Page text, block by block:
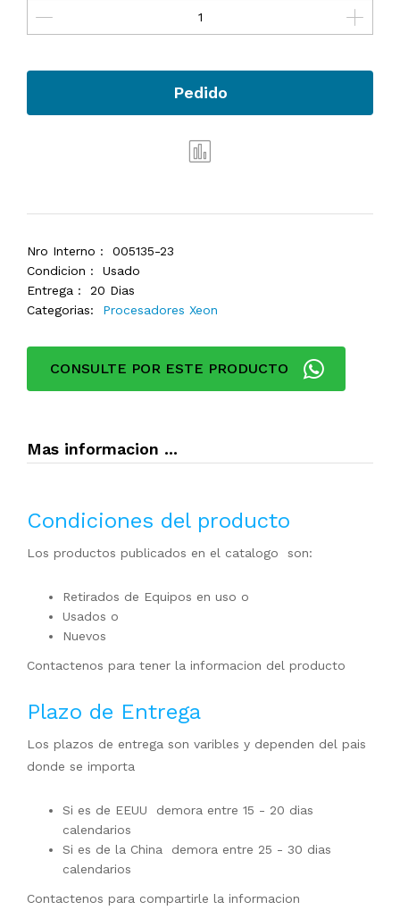
Pedido
Nro Interno :
005135-23
Condicion :
Usado
Entrega :
20 Dias
Categorias:
Procesadores Xeon
CONSULTE POR ESTE PRODUCTO
Mas informacion ...
Condiciones del producto
Los productos publicados en el catalogo son:
Retirados de Equipos en uso o
Usados o
Nuevos
Contactenos para tener la informacion del producto
Plazo de Entrega
Los plazos de entrega son varibles y dependen del pais
donde se importa
Si es de EEUU demora entre 15 - 20 dias
calendarios
Si es de la China demora entre 25 - 30 dias
calendarios
Contactenos para compartirle la informacion